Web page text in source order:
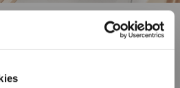
nettoyage en profondeur : WIN-
de pulvérisation grand angle
à trois jets
de nettoyage avec une précision et une